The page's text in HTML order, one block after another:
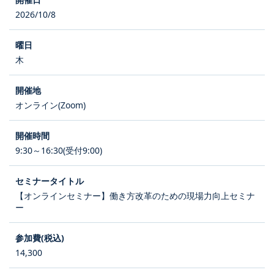
2026/10/8
木
オンライン(Zoom)
9:30～16:30(受付9:00)
【オンラインセミナー】働き方改革のための現場力向上セミナ
ー
14,300